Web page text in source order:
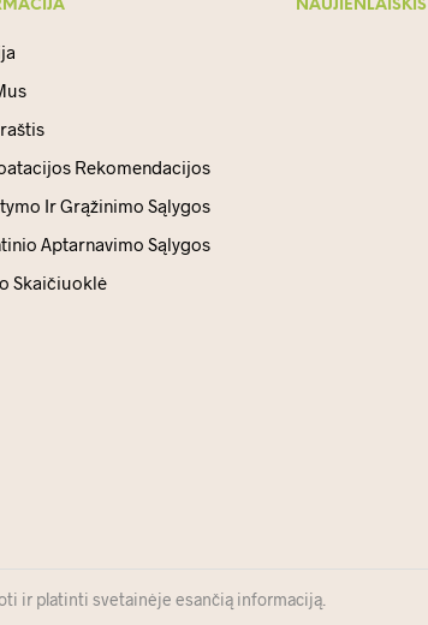
Rekomendacijos
Ir Grąžinimo Sąlygos
Aptarnavimo Sąlygos
Skaičiuoklė
NAUJIENLAIŠKIS
ir platinti svetainėje esančią informaciją.